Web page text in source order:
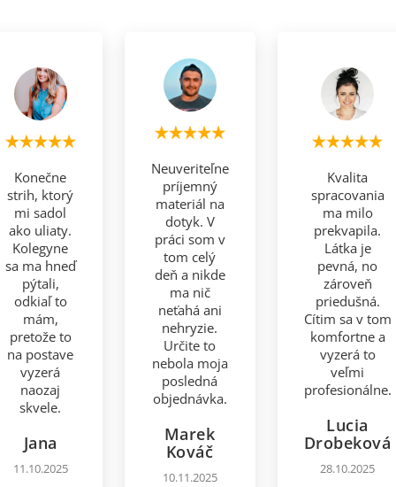
Konečne
strih, ktorý
mi sadol
ako uliaty.
Kolegyne
sa ma hneď
pýtali,
odkiaľ to
mám,
pretože to
na postave
vyzerá
naozaj
skvele.
Jana
11.10.2025
Neuveriteľne
príjemný
materiál na
dotyk. V
práci som v
tom celý
deň a nikde
ma nič
neťahá ani
nehryzie.
Určite to
nebola moja
posledná
objednávka.
Marek
Kováč
10.11.2025
Kvalita
spracovania
ma milo
prekvapila.
Látka je
pevná, no
zároveň
priedušná.
Cítim sa v tom
komfortne a
vyzerá to
veľmi
profesionálne.
Lucia
Drobeková
28.10.2025